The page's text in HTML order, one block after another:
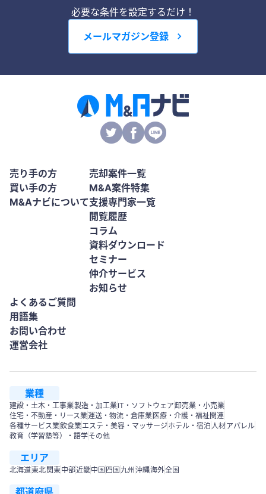
必要な条件を設定するだけ！
メールマガジン登録
売り手の方
買い手の方
M&Aナビについて
売却案件一覧
M&A案件特集
支援専門家一覧
閲覧履歴
コラム
資料ダウンロード
セミナー
仲介サービス
お知らせ
よくあるご質問
用語集
お問い合わせ
運営会社
業種
建設・土木・工事業製造・加工業IT・ソフトウェア卸売業・小売業
住宅・不動産・リース業運送・物流・倉庫業 医療・介護・福祉関連
各種サービス業飲食業エステ・美容・マッサージ ホテル・宿泊 人材アパレル
教育（学習塾等）・語学その他
エリア
北海道東北 関東中部近畿中国 四国 九州 沖縄海外全国
都道府県